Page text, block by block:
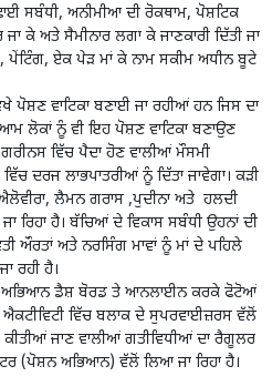
ਸਬੰਧੀ, ਅਨੀਮੀਆ ਦੀ ਰੋਕਥਾਮ, ਪੋਸ਼ਟਿਕ
ਕੇ ਅਤੇ ਸੈਮੀਨਾਰ ਲਗਾ ਕੇ ਜਾਣਕਾਰੀ ਦਿੱਤੀ ਜਾ
ਪੇਂਟਿੰਗ, ਏਕ ਪੇੜ ਮਾਂ ਕੇ ਨਾਮ ਸਕੀਮ ਅਧੀਨ ਬੂਟੇ
ਪੋਸ਼ਣ ਵਾਟਿਕਾ ਬਣਾਈ ਜਾ ਰਹੀਆਂ ਹਨ ਜਿਸ ਦਾ
ਲੋਕਾਂ ਨੂੰ ਵੀ ਇਹ ਪੋਸ਼ਣ ਵਾਟਿਕਾ ਬਣਾਉਣ
ਵਿੱਚ ਪੈਦਾ ਹੋਣ ਵਾਲੀਆਂ ਮੌਸਮੀ
ਦਰਜ ਲਾਭਪਾਤਰੀਆਂ ਨੂੰ ਦਿੱਤਾ ਜਾਵੇਗਾ। ਕੜੀ
ਲੈਮਨ ਗਰਾਸ ,ਪੁਦੀਨਾ ਅਤੇ ਹਲਦੀ
ਰਿਹਾ ਹੈ। ਬੱਚਿਆਂ ਦੇ ਵਿਕਾਸ ਸਬੰਧੀ ਉਹਨਾਂ ਦੀ
ਔਰਤਾਂ ਅਤੇ ਨਰਸਿੰਗ ਮਾਵਾਂ ਨੂੰ ਮਾਂ ਦੇ ਪਹਿਲੇ
ਰਹੀ ਹੈ।
ਅਭਿਆਨ ਡੈਸ਼ ਬੋਰਡ ਤੇ ਆਨਲਾਈਨ ਕਰਕੇ ਫੋਟੋਆਂ
ਵਿੱਚ ਬਲਾਕ ਦੇ ਸੁਪਰਵਾਈਜ਼ਰਸ ਵੱਲੋਂ
ਕੀਤੀਆਂ ਜਾਣ ਵਾਲੀਆਂ ਗਤੀਵਿਧੀਆਂ ਦਾ ਰੈਗੂਲਰ
(ਪੋਸ਼ਨ ਅਭਿਆਨ) ਵੱਲੋਂ ਲਿਆ ਜਾ ਰਿਹਾ ਹੈ।